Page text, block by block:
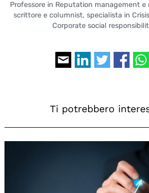
Professore in Reputation management e
scrittore e columnist, specialista in
Corporate social
Ti potrebbero